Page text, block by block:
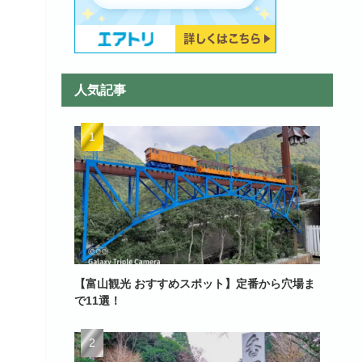
人気記事
【富山観光 おすすめスポット】定番から穴場ま
で11選！